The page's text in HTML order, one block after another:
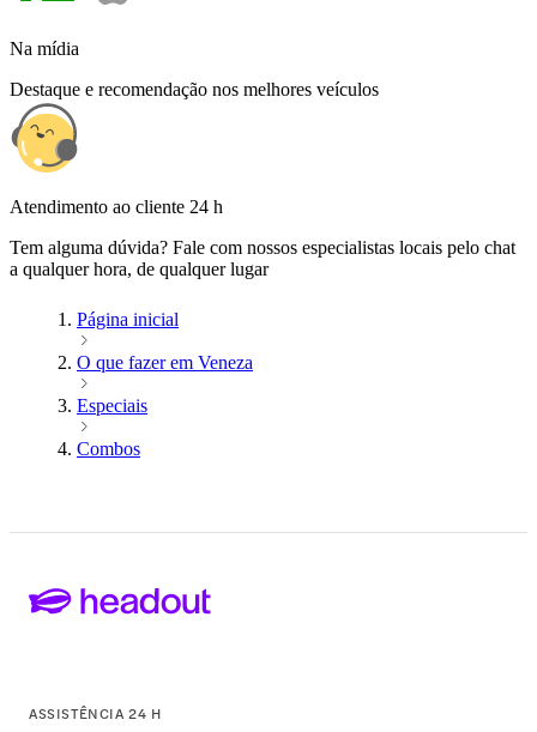
Na mídia
Destaque e recomendação nos melhores veículos
Atendimento ao cliente 24 h
Tem alguma dúvida? Fale com nossos especialistas locais pelo chat
a qualquer hora, de qualquer lugar
Página inicial
O que fazer em Veneza
Especiais
Combos
ASSISTÊNCIA 24 H